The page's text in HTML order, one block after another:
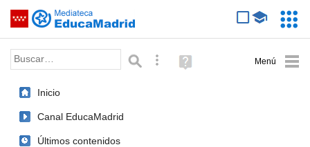
Saltar navegación
Palabra o frase: Búsqueda avanzada
Ayuda
(en
Inicio
Canal EducaMadrid
Últimos contenidos